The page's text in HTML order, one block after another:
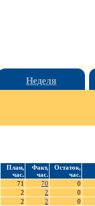
Неделя
План,
час.
Факт,
час.
Остаток,
час.
71 70 0
2 2 0
2 2 0